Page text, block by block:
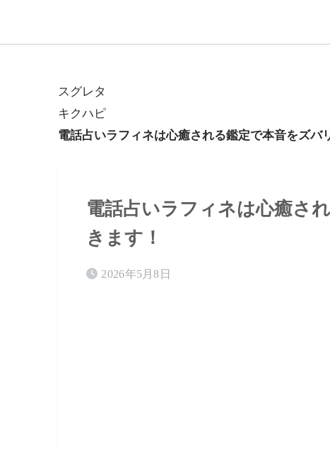
スグレタ
キクハピ
電話占いラフィネは心癒される鑑定で本音をズバ
電話占いラフィネは心癒さ
きます！
2026年5月8日